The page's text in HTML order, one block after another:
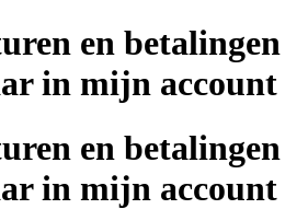
en betalingen
in mijn account
en betalingen
in mijn account